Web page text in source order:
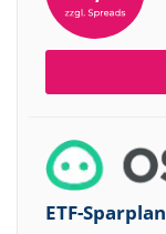
ETF-Sparplan